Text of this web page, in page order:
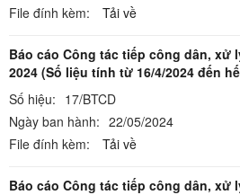
File đính kèm:
Tải về
Báo cáo Công tác tiếp công dân, xử
2024 (Số liệu tính từ 16/4/2024 đến
Số hiệu: 17/BTCD
Ngày ban hành: 22/05/2024
File đính kèm:
Tải về
Báo cáo Công tác tiếp công dân, xử